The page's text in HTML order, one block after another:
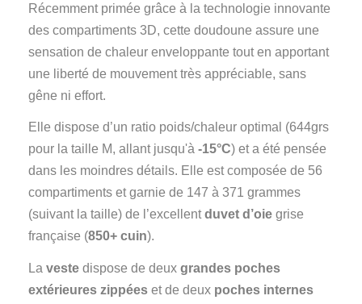
Récemment primée grâce à la technologie innovante
des compartiments 3D, cette doudoune assure une
sensation de chaleur enveloppante tout en apportant
une liberté de mouvement très appréciable, sans
gêne ni effort.
Elle dispose d’un ratio poids/chaleur optimal (644grs
pour la taille M, allant jusqu'à -15°C) et a été pensée
dans les moindres détails. Elle est composée de 56
compartiments et garnie de 147 à 371 grammes
(suivant la taille) de l’excellentduvet d’oie grise
française (850+ cuin).
La veste dispose de deux grandes poches
extérieures zippées et de deux poches internes